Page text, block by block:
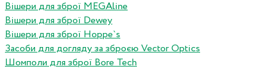
Вішери для зброї MEGAline
Вішери для зброї Dewey
Вішери для зброї Hoppe`s
Засоби для догляду за зброєю Vector Optics
Шомполи для зброї Bore Tech